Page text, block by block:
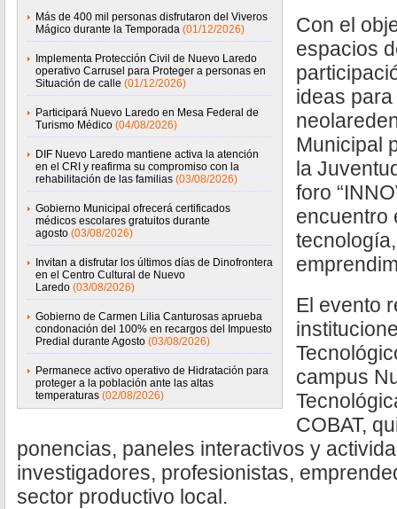
Más de 400 mil personas disfrutaron del Viveros
Mágico durante la Temporada (01/12/2026)
Implementa Protección Civil de Nuevo Laredo
operativo Carrusel para Proteger a personas en
Situación de calle (01/12/2026)
Participará Nuevo Laredo en Mesa Federal de
Turismo Médico (04/08/2026)
DIF Nuevo Laredo mantiene activa la atención
en el CRI y reafirma su compromiso con la
rehabilitación de las familias (03/08/2026)
Gobierno Municipal ofrecerá certificados
médicos escolares gratuitos durante
agosto (03/08/2026)
Invitan a disfrutar los últimos días de Dinofrontera
en el Centro Cultural de Nuevo
Laredo (03/08/2026)
Gobierno de Carmen Lilia Canturosas aprueba
condonación del 100% en recargos del Impuesto
Predial durante Agosto (03/08/2026)
Permanece activo operativo de Hidratación para
proteger a la población ante las altas
temperaturas (02/08/2026)
Con el
espacios
ideas
Municipal
la
foro
encuentro
El evento
campus
COBAT,
ponencias, paneles interactivos y
investigadores, profesionistas,
sector productivo local.